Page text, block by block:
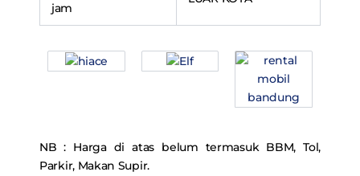
jam
NB : Harga di atas belum termasuk BBM, Tol,
Parkir, Makan Supir.